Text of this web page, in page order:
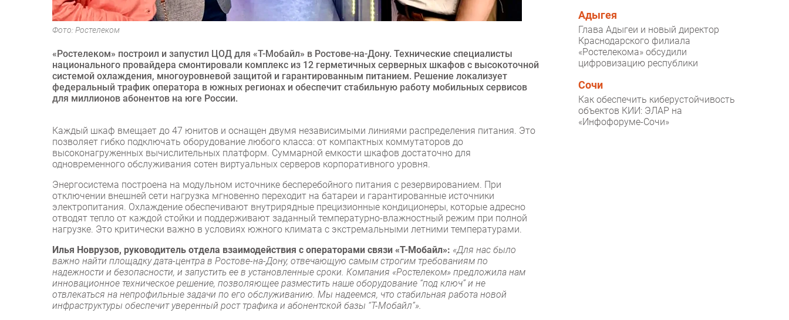
Фото: Ростелеком
«Ростелеком» построил и запустил ЦОД для «Т-Мобайл» в Ростове-на-Дону. Технические специалисты
национального провайдера смонтировали комплекс из 12 герметичных серверных шкафов с высокоточной
системой охлаждения, многоуровневой защитой и гарантированным питанием. Решение локализует
федеральный трафик оператора в южных регионах и обеспечит стабильную работу мобильных сервисов
для миллионов абонентов на юге России.
Каждый шкаф вмещает до 47 юнитов и оснащен двумя независимыми линиями распределения питания. Это
позволяет гибко подключать оборудование любого класса: от компактных коммутаторов до
высоконагруженных вычислительных платформ. Суммарной емкости шкафов достаточно для
одновременного обслуживания сотен виртуальных серверов корпоративного уровня.
Энергосистема построена на модульном источнике бесперебойного питания с резервированием. При
отключении внешней сети нагрузка мгновенно переходит на батареи и гарантированные источники
электропитания. Охлаждение обеспечивают внутрирядные прецизионные кондиционеры, которые адресно
отводят тепло от каждой стойки и поддерживают заданный температурно-влажностный режим при полной
нагрузке. Это критически важно в условиях южного климата с экстремальными летними температурами.
Илья Новрузов, руководитель отдела взаимодействия с операторами связи «Т-Мобайл»: «Для нас было
важно найти площадку дата-центра в Ростове-на-Дону, отвечающую самым строгим требованиям по
надежности и безопасности, и запустить ее в установленные сроки. Компания «Ростелеком» предложила нам
инновационное техническое решение, позволяющее разместить наше оборудование “под ключ” и не
отвлекаться на непрофильные задачи по его обслуживанию. Мы надеемся, что стабильная работа новой
инфраструктуры обеспечит уверенный рост трафика и абонентской базы “Т-Мобайл”».
Адыгея
Глава Адыгеи и новый директор
Краснодарского филиала
«Ростелекома» обсудили
цифровизацию республики
Сочи
Как обеспечить киберустойчивость
объектов КИИ: ЭЛАР на
«Инфофоруме-Сочи»